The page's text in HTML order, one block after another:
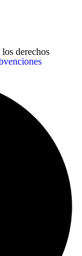
derechos